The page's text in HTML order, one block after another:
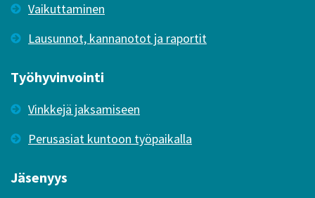
Vaikuttaminen
Lausunnot, kannanotot ja raportit
Työhyvinvointi
Vinkkejä jaksamiseen
Perusasiat kuntoon työpaikalla
Jäsenyys